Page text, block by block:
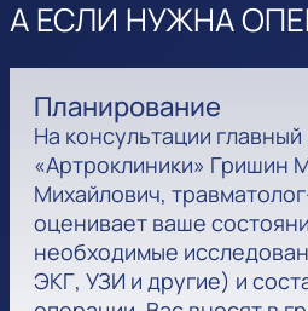
А ЕСЛИ НУЖНА
Планирование
На консультации главный
«Артроклиники» Гришин
Михайлович,
оценивает ваше
необходимые
ЭКГ, УЗИ и другие) и